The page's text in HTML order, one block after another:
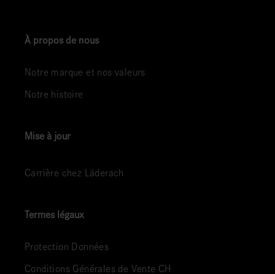
À propos de nous
Notre marque et nos valeurs
Notre histoire
Mise à jour
Carrière chez Läderach
Termes légaux
Protection Données
Conditions Générales de Vente CH